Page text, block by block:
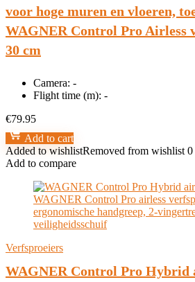
voor hoge muren en vloeren,
WAGNER Control Pro Airless
30 cm
Camera: -
Flight time (m): -
€79.95
Add to cart
Added to wishlistRemoved from wishlist 0
Add to compare
Verfsproeiers
WAGNER Control Pro Hybrid